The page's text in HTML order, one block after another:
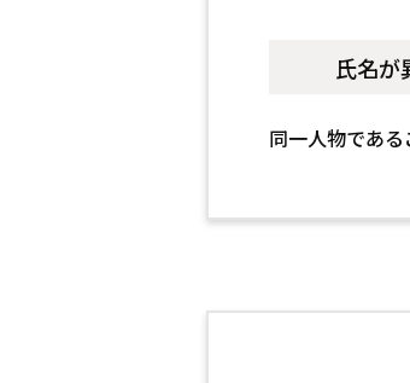
氏名が
同一人物であ